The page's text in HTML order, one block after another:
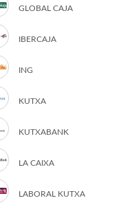
GLOBAL CAJA
IBERCAJA
ING
KUTXA
KUTXABANK
LA CAIXA
LABORAL KUTXA